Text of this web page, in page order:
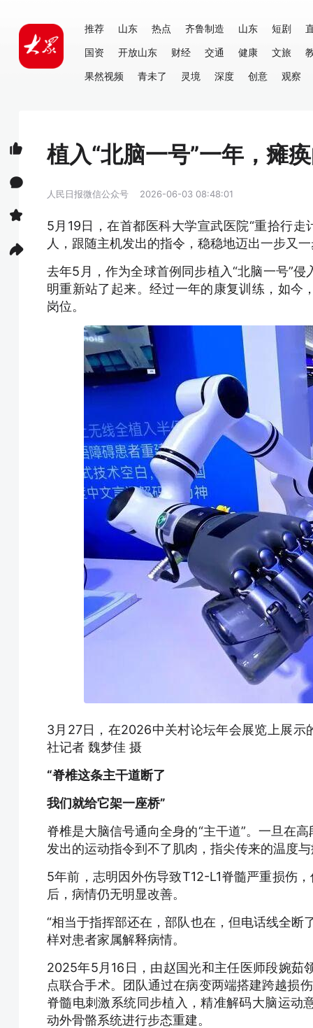
推荐 山东 热点 齐鲁制造 山东 短剧
国资
开放山东 财经 交通 健康 文旅
果然视频
青未了 灵境 深度 创意 观察
植入“北脑一号”一年，瘫
人民日报微信公众号 2026-06-03 08:48:01
5月19日，在首都医科大学宣武医院“重拾行
人，跟随主机发出的指令，稳稳地迈出一步又
去年5月，作为全球首例同步植入“北脑一号”
明重新站了起来。经过一年的康复训练，如今
岗位。
3月27日，在2026中关村论坛年会展览上展示
社记者 魏梦佳 摄
“脊椎这条主干道断了
我们就给它架一座桥”
脊椎是大脑信号通向全身的“主干道”。一旦在
发出的运动指令到不了肌肉，指尖传来的温度
5年前，志明因外伤导致T12-L1脊髓严重损伤
后，病情仍无明显改善。
“相当于指挥部还在，部队也在，但电话线全断
样对患者家属解释病情。
2025年5月16日，由赵国光和主任医师段婉茹
点联合手术。团队通过在病变两端搭建跨越损
脊髓电刺激系统同步植入，精准解码大脑运动
动外骨骼系统进行步态重建。